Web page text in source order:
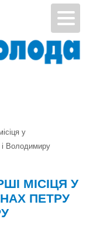
у
і Володимиру
МІСІЦЯ У
ПЕТРУ